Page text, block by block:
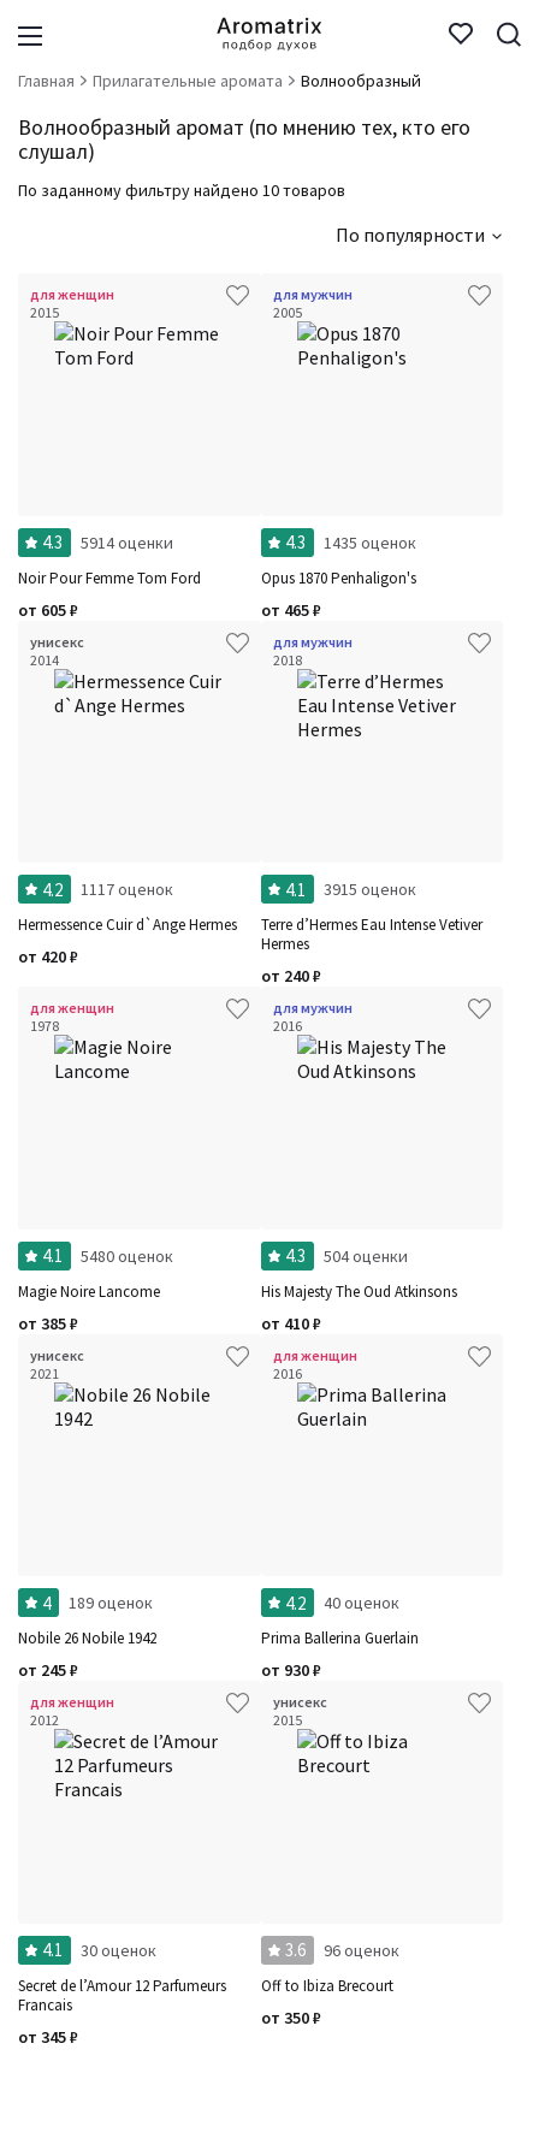
Главная Прилагательные аромата Волнообразный
Волнообразный аромат (по мнению тех, кто его
слушал)
По заданному фильтру найдено 10 товаров
По популярности
для женщин
2015
4.3 5914 оценки
Noir Pour Femme Tom Ford
от 605₽
для мужчин
2005
4.3 1435 оценок
Opus 1870 Penhaligon's
от 465₽
унисекс
2014
4.2 1117 оценок
Hermessence Cuir d`Ange Hermes
от 420₽
для мужчин
2018
4.1 3915 оценок
Terre d’Hermes Eau Intense Vetiver
Hermes
от 240₽
для женщин
1978
4.1 5480 оценок
Magie Noire Lancome
от 385₽
для мужчин
2016
4.3 504 оценки
His Majesty The Oud Atkinsons
от 410₽
унисекс
2021
4 189 оценок
Nobile 26 Nobile 1942
от 245₽
для женщин
2016
4.2 40 оценок
Prima Ballerina Guerlain
от 930₽
для женщин
2012
4.1 30 оценок
Secret de l’Amour 12 Parfumeurs
Francais
от 345₽
унисекс
2015
3.6 96 оценок
Off to Ibiza Brecourt
от 350₽